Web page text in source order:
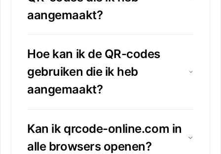
aangemaakt?
Hoe kan ik de QR-codes
gebruiken die ik heb
aangemaakt?
Kan ik qrcode-online.com in
alle browsers openen?